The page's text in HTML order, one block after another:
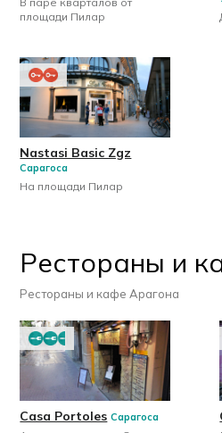
площади Пилар
Nastasi Basic Zgz
Сарагоса
На площади Пилар
Рестораны и
Рестораны и кафе Арагона
Casa Portoles Сарагоса